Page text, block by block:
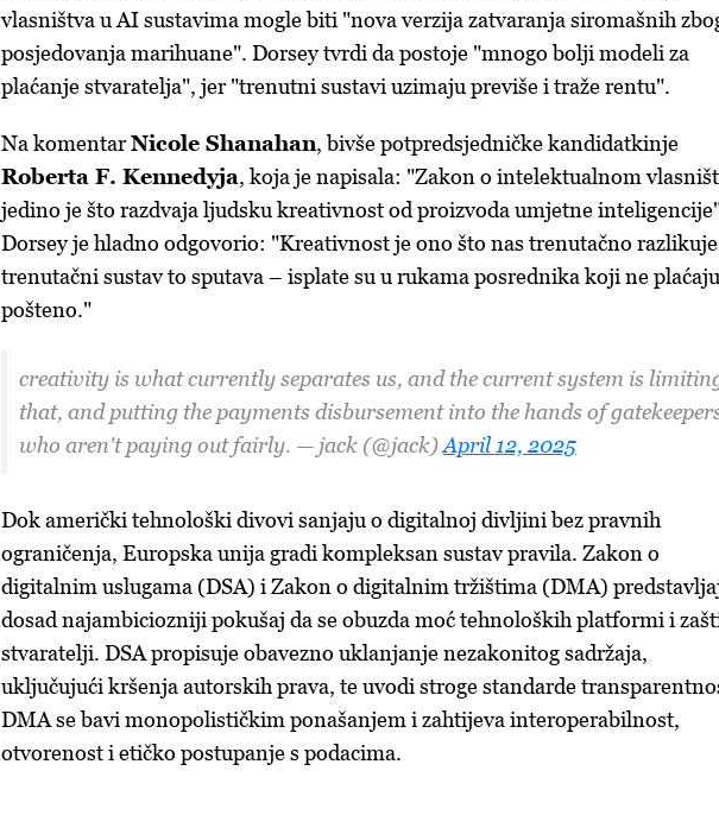
vlasništva u AI sustavima mogle biti "nova verzija zatvaranja siromašnih
posjedovanja marihuane". Dorsey tvrdi da postoje "mnogo bolji modeli za
plaćanje stvaratelja", jer "trenutni sustavi uzimaju previše i traže rentu".
Na komentarNicole Shanahan, bivše potpredsjedničke kandidatkinje
Roberta F. Kennedyja, koja je napisala: "Zakon o intelektualnom
jedino je što razdvaja ljudsku kreativnost od proizvoda umjetne
Dorsey je hladno odgovorio: "Kreativnost je ono što nas trenutačno
trenutačni sustav to sputava – isplate su u rukama posrednika koji ne plaćaju
pošteno."
creativity is what currently separates us, and the current system is
that, and putting the payments disbursement into the hands of
who aren't paying out fairly. — jack (@jack)April 12, 2025
Dok američki tehnološki divovi sanjaju o digitalnoj divljini bez pravnih
ograničenja, Europska unija gradi kompleksan sustav pravila. Zakon o
digitalnim uslugama (DSA) i Zakon o digitalnim tržištima (DMA)
dosad najambiciozniji pokušaj da se obuzda moć tehnoloških platformi i
stvaratelji. DSA propisuje obavezno uklanjanje nezakonitog sadržaja,
uključujući kršenja autorskih prava, te uvodi stroge standarde
DMA se bavi monopolističkim ponašanjem i zahtijeva interoperabilnost,
otvorenost i etičko postupanje s podacima.